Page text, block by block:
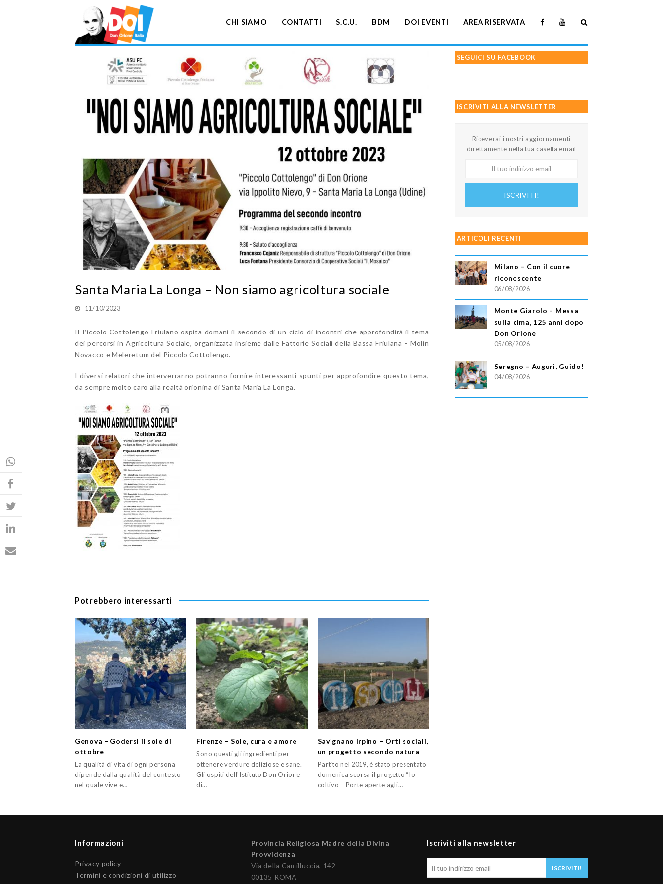
CHI SIAMO CONTATTI S.C.U. BDM DOI EVENTI AREA RISERVATA
Santa Maria La Longa – Non siamo agricoltura sociale
11/10/2023
Il Piccolo Cottolengo Friulano ospita domani il secondo di un ciclo di incontri che approfondirà il tema
dei percorsi in Agricoltura Sociale, organizzata insieme dalle Fattorie Sociali della Bassa Friulana – Molin
Novacco e Meleretum del Piccolo Cottolengo.
I diversi relatori che interverranno potranno fornire interessanti spunti per approfondire questo tema,
da sempre molto caro alla realtà orionina di Santa Maria La Longa.
Potrebbero interessarti
Genova – Godersi il sole di
ottobre
La qualità di vita di ogni persona
dipende dalla qualità del contesto
nel quale vive e…
Firenze – Sole, cura e amore
Sono questi gli ingredienti per
ottenere verdure deliziose e sane.
Gli ospiti dell'Istituto Don Orione
di…
Savignano Irpino – Orti sociali,
un progetto secondo natura
Partito nel 2019, è stato presentato
domenica scorsa il progetto “Io
coltivo – Porte aperte agli…
SEGUICI SU FACEBOOK
ISCRIVITI ALLA NEWSLETTER
Riceverai i nostri aggiornamenti
direttamente nella tua casella email
ISCRIVITI!
ARTICOLI RECENTI
Milano – Con il cuore
riconoscente
06/08/2026
Monte Giarolo – Messa
sulla cima, 125 anni dopo
Don Orione
05/08/2026
Seregno – Auguri, Guido!
04/08/2026
Informazioni
Privacy policy
Termini e condizioni di utilizzo
Provincia Religiosa Madre della Divina
Provvidenza
Via della Camilluccia, 142
00135 ROMA
Iscriviti alla newsletter
tuo
ISCRIVITI!